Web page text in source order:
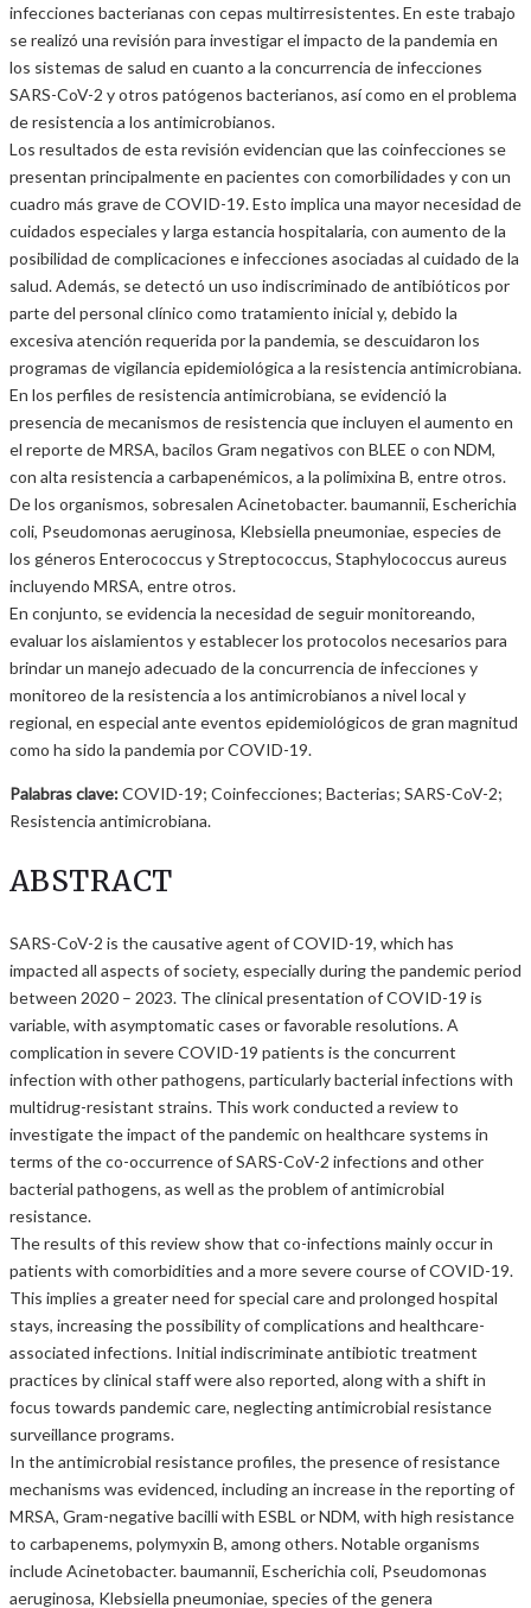
infecciones bacterianas con cepas multirresistentes. En este trabajo
se realizó una revisión para investigar el impacto de la pandemia en
los sistemas de salud en cuanto a la concurrencia de infecciones
SARS-CoV-2 y otros patógenos bacterianos, así como en el problema
de resistencia a los antimicrobianos.
Los resultados de esta revisión evidencian que las coinfecciones se
presentan principalmente en pacientes con comorbilidades y con un
cuadro más grave de COVID-19. Esto implica una mayor necesidad de
cuidados especiales y larga estancia hospitalaria, con aumento de la
posibilidad de complicaciones e infecciones asociadas al cuidado de la
salud. Además, se detectó un uso indiscriminado de antibióticos por
parte del personal clínico como tratamiento inicial y, debido la
excesiva atención requerida por la pandemia, se descuidaron los
programas de vigilancia epidemiológica a la resistencia antimicrobiana.
En los perfiles de resistencia antimicrobiana, se evidenció la
presencia de mecanismos de resistencia que incluyen el aumento en
el reporte de MRSA, bacilos Gram negativos con BLEE o con NDM,
con alta resistencia a carbapenémicos, a la polimixina B, entre otros.
De los organismos, sobresalen Acinetobacter. baumannii, Escherichia
coli, Pseudomonas aeruginosa, Klebsiella pneumoniae, especies de
los géneros Enterococcus y Streptococcus, Staphylococcus aureus
incluyendo MRSA, entre otros.
En conjunto, se evidencia la necesidad de seguir monitoreando,
evaluar los aislamientos y establecer los protocolos necesarios para
brindar un manejo adecuado de la concurrencia de infecciones y
monitoreo de la resistencia a los antimicrobianos a nivel local y
regional, en especial ante eventos epidemiológicos de gran magnitud
como ha sido la pandemia por COVID-19.
Palabras clave:COVID-19; Coinfecciones; Bacterias; SARS-CoV-2;
Resistencia antimicrobiana.
ABSTRACT
SARS-CoV-2 is the causative agent of COVID-19, which has
impacted all aspects of society, especially during the pandemic period
between 2020 – 2023. The clinical presentation of COVID-19 is
variable, with asymptomatic cases or favorable resolutions. A
complication in severe COVID-19 patients is the concurrent
infection with other pathogens, particularly bacterial infections with
multidrug-resistant strains. This work conducted a review to
investigate the impact of the pandemic on healthcare systems in
terms of the co-occurrence of SARS-CoV-2 infections and other
bacterial pathogens, as well as the problem of antimicrobial
resistance.
The results of this review show that co-infections mainly occur in
patients with comorbidities and a more severe course of COVID-19.
This implies a greater need for special care and prolonged hospital
stays, increasing the possibility of complications and healthcare-
associated infections. Initial indiscriminate antibiotic treatment
practices by clinical staff were also reported, along with a shift in
focus towards pandemic care, neglecting antimicrobial resistance
surveillance programs.
In the antimicrobial resistance profiles, the presence of resistance
mechanisms was evidenced, including an increase in the reporting of
MRSA, Gram-negative bacilli with ESBL or NDM, with high resistance
to carbapenems, polymyxin B, among others. Notable organisms
include Acinetobacter. baumannii, Escherichia coli, Pseudomonas
aeruginosa, Klebsiella pneumoniae, species of the genera